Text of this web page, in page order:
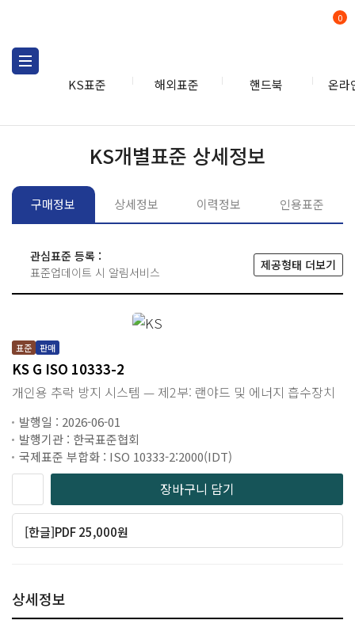
KS표준 해외표준 핸드북 온라
0
KS개별표준 상세정보
구매정보 상세정보 이력정보 인용표준
관심표준 등록 :
표준업데이트 시 알림서비스
제공형태 더보기
표준 판매
KS G ISO 10333-2
개인용 추락 방지 시스템 — 제2부: 랜야드 및 에너지 흡수장치
발행일 : 2026-06-01
발행기관 : 한국표준협회
국제표준 부합화 : ISO 10333-2:2000(IDT)
장바구니 담기
[한글]PDF 25,000원
상세정보